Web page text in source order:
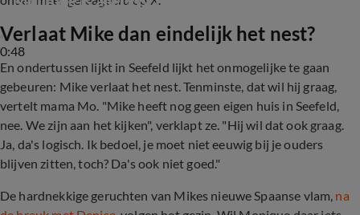
0:48
Verlaat Mike dan eindelijk het nest?
En ondertussen lijkt in Seefeld lijkt het onmogelijke te gaan
gebeuren: Mike verlaat het nest. Tenminste, dat wil hij graag,
vertelt mama Mo. "Mike heeft nog geen eigen huis in Seefeld,
nee. We zijn aan het kijken", verklapt ze. "Hij wil dat ook graag.
Ja, da's logisch. Ik bedoel, je moet niet eeuwig bij je ouders
blijven zitten, toch? Da's ook niet goed."
De hardnekkige geruchten van Mikes nieuwe Spaanse vlam, na